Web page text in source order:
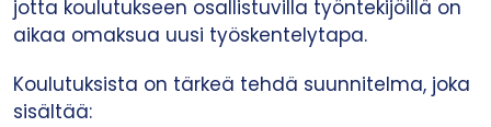
jotta koulutukseen osallistuvilla työntekijöillä on
aikaa omaksua uusi työskentelytapa.
Koulutuksista on tärkeä tehdä suunnitelma, joka
sisältää: